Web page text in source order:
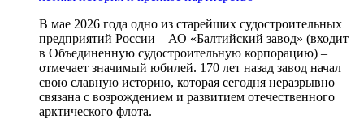
В мае 2026 года одно из старейших судостроительных
предприятий России – АО «Балтийский завод» (входит
в Объединенную судостроительную корпорацию) –
отмечает значимый юбилей. 170 лет назад завод начал
свою славную историю, которая сегодня неразрывно
связана с возрождением и развитием отечественного
арктического флота.